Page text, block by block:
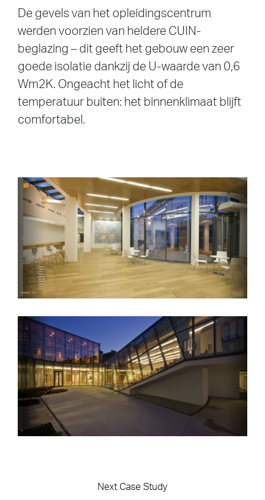
De gevels van het opleidingscentrum
werden voorzien van heldere CUIN-
beglazing – dit geeft het gebouw een zeer
goede isolatie dankzij de U-waarde van 0,6
Wm2K. Ongeacht het licht of de
temperatuur buiten: het binnenklimaat blijft
comfortabel.
Next Case Study